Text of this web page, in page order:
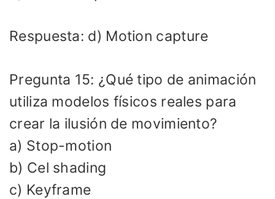
Respuesta: d) Motion capture
Pregunta 15: ¿Qué tipo de animación
utiliza modelos físicos reales para
crear la ilusión de movimiento?
a) Stop-motion
b) Cel shading
c) Keyframe